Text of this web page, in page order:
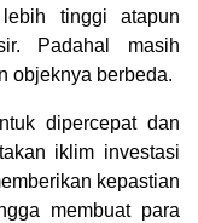
tinggi atapun
Padahal masih
objeknya berbeda.
dipercepat dan
iklim investasi
kepastian
membuat para